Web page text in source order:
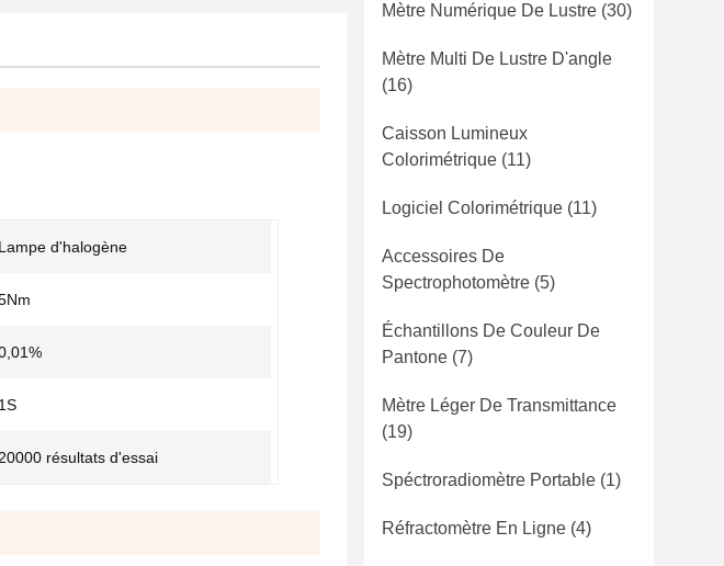
Lampe d'halogène
1S
20000 résultats d'essai
Mètre Numérique De Lustre (30)
Mètre Multi De Lustre D'angle
(16)
Caisson Lumineux
Colorimétrique (11)
Logiciel Colorimétrique (11)
Accessoires De
Spectrophotomètre (5)
Échantillons De Couleur De
Pantone (7)
Mètre Léger De Transmittance
(19)
Spéctroradiomètre Portable (1)
Réfractomètre En Ligne (4)